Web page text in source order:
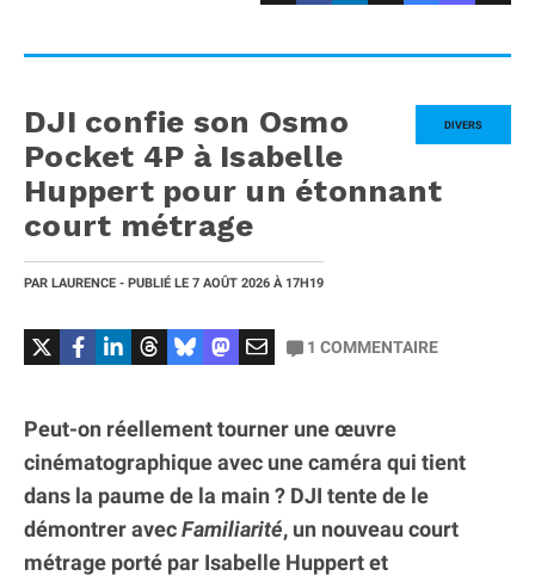
DIVERS
DJI confie son Osmo
Pocket 4P à Isabelle
Huppert pour un étonnant
court métrage
PAR LAURENCE - PUBLIÉ LE 7 AOÛT 2026 À 17H19
1 COMMENTAIRE
Peut-on réellement tourner une œuvre
cinématographique avec une caméra qui tient
dans la paume de la main ? DJI tente de le
démontrer avecFamiliarité, un nouveau court
métrage porté par Isabelle Huppert et